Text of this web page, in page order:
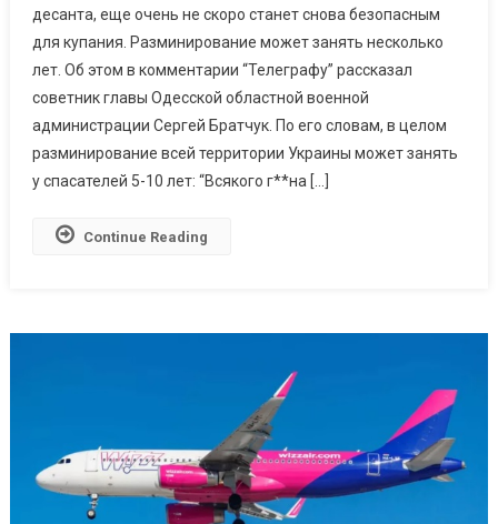
Не
Курортная:
Когда
Можно
Будет
Купаться
десанта, еще очень не скоро станет снова безопасным
для купания. Разминирование может занять несколько
лет. Об этом в комментарии “Телеграфу” рассказал
советник главы Одесской областной военной
администрации Сергей Братчук. По его словам, в целом
разминирование всей территории Украины может занять
у спасателей 5-10 лет: “Всякого г**на […]
Continue Reading